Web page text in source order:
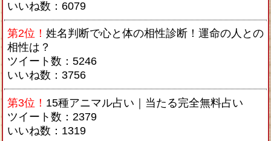
いいね数：6079
第2位！ 姓名判断で心と体の相性診断！運命の人との
相性は？
ツイート数：5246
いいね数：3756
第3位！ 15種アニマル占い｜当たる完全無料占い
ツイート数：2379
いいね数：1319